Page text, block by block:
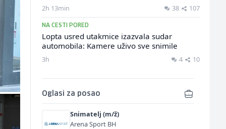
2h 13min 38 107
NA CESTI PORED
Lopta usred utakmice izazvala sudar
automobila: Kamere uživo sve snimile
3h 4 10
Oglasi za posao
Snimatelj (m/ž)
Arena Sport BH